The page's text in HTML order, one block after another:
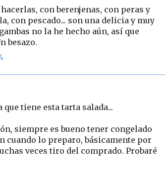
hacerlas, con berenjenas, con peras y
con pescado... son una delicia y muy
no la he hecho aún, así que
besazo.
tiene esta tarta salada...
siempre es bueno tener congelado
cuando lo preparo, básicamente por
veces tiro del comprado. Probaré